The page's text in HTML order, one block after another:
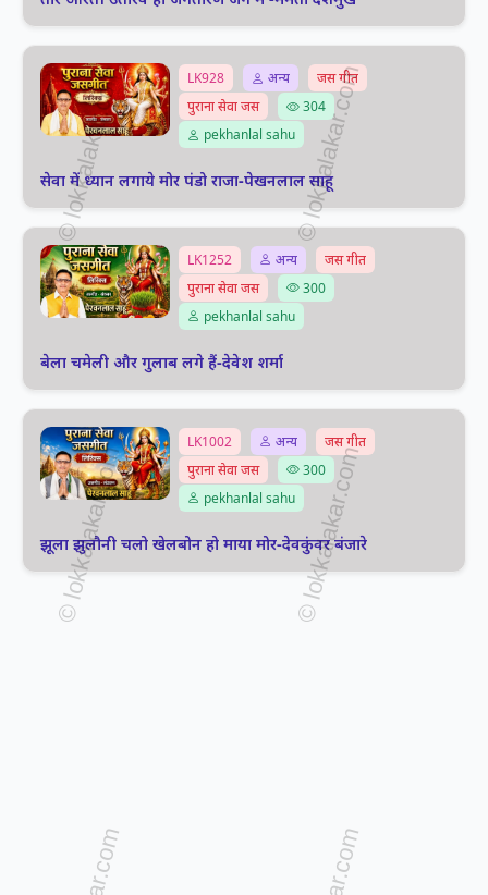
LK928 अन्य
जस गीत
पुराना सेवा जस
304
pekhanlal sahu
सेवा में ध्यान लगाये मोर पंडो राजा-पेखनलाल साहू
LK1252 अन्य
जस गीत
पुराना सेवा जस
300
pekhanlal sahu
बेला चमेली और गुलाब लगे हैं-देवेश शर्मा
LK1002 अन्य
जस गीत
पुराना सेवा जस
300
pekhanlal sahu
झूला झुलौनी चलो खेलबोन हो माया मोर-देवकुंवर बंजारे